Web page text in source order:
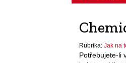
Rubrika: Jak na
Potřebujete-li